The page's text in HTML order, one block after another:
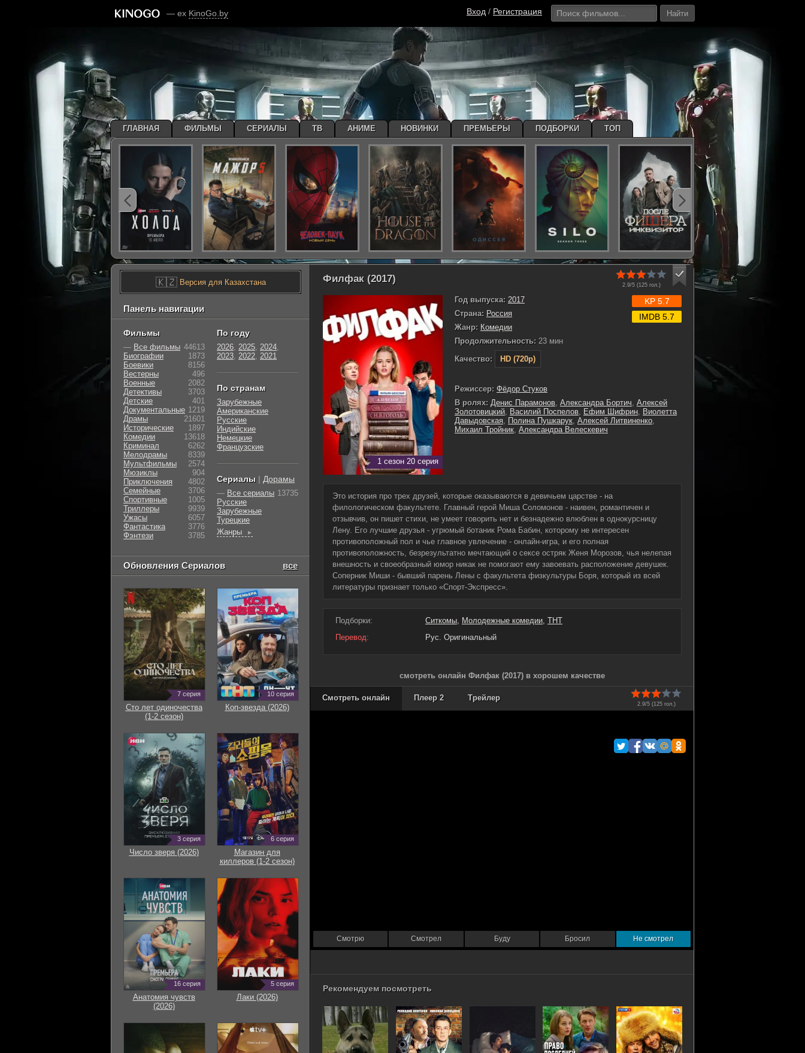
— ex KinoGo.by Вход / Регистрация Найти
Филфак (2017)
2.9/5 (125гол.)
1 сезон 20 серия
Год выпуска: 2017
Страна: Россия
Жанр: Комедии
Продолжительность: 23 мин
Качество:
HD (720p)
KP 5.7
IMDB 5.7
Режиссер: Фёдор Стуков
В ролях: Денис Парамонов, Александра Бортич, Алексей
Золотовицкий, Василий Поспелов, Ефим Шифрин, Виолетта
Давыдовская, Полина Пушкарук, Алексей Литвиненко,
Михаил Тройник, Александра Велескевич
Это история про трех друзей, которые оказываются в девичьем царстве - на
филологическом факультете. Главный герой Миша Соломонов - наивен, романтичен и
отзывчив, он пишет стихи, не умеет говорить нет и безнадежно влюблен в однокурсницу
Лену. Его лучшие друзья - угрюмый ботаник Рома Бабин, которому не интересен
противоположный пол и чье главное увлечение - онлайн-игра, и его полная
противоположность, безрезультатно мечтающий о сексе остряк Женя Морозов, чья нелепая
внешность и своеобразный юмор никак не помогают ему завоевать расположение девушек.
Соперник Миши - бывший парень Лены с факультета физкультуры Боря, который из всей
литературы признает только «Спорт-Экспресс».
Подборки: Ситкомы, Молодежные комедии, ТНТ
Перевод:
Рус. Оригинальный
смотреть онлайн Филфак (2017) в хорошем качестве
2.9/5 (125гол.)
Смотреть онлайн Плеер 2 Трейлер
Смотрю Смотрел Буду Бросил Не смотрел
Рекомендуем посмотреть
🇰🇿Версия для Казахстана
Панель навигации
Фильмы
— Все фильмы 44613
Биографии
1873
Боевики
8156
Вестерны
496
Военные
2082
Детективы
3703
Детские
401
Документальные 1219
Драмы
21601
Исторические
1897
Комедии
13618
Криминал
6262
Мелодрамы
8339
Мультфильмы
2574
Мюзиклы
904
Приключения
4802
Семейные
3706
Cпортивные
1005
Триллеры
9939
Ужасы
6057
Фантастика
3776
Фэнтези
3785
По году
2026, 2025, 2024,
2023, 2022, 2021
По странам
Зарубежные
Американские
Русские
Индийские
Немецкие
Французские
Сериалы | Дорамы
— Все сериалы 13735
Русские
Зарубежные
Турецкие
Жанры
►
Обновления Сериалов все
7 серия
Сто лет одиночества
(1-2 сезон)
10 серия
Коп-звезда (2026)
3 серия
Число зверя (2026)
6 серия
Магазин для
киллеров (1-2 сезон)
16 серия
Анатомия чувств
(2026)
5 серия
Лаки (2026)
ГЛАВНАЯ ФИЛЬМЫ СЕРИАЛЫ ТВ АНИМЕ НОВИНКИ ПРЕМЬЕРЫ ПОДБОРКИ ТОП